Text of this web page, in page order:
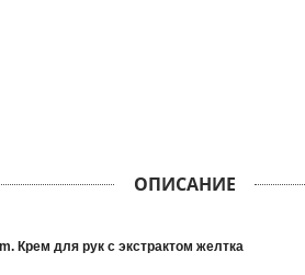
ОПИСАНИЕ
Крем для рук с экстрактом желтка